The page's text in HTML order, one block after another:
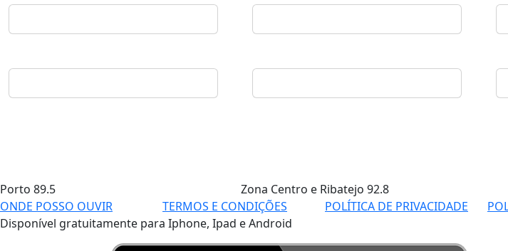
Porto 89.5 Zona Centro e Ribatejo 92.8
ONDE POSSO OUVIR
TERMOS E CONDIÇÕES POLÍTICA DE PRIVACIDADE
Disponível gratuitamente para Iphone, Ipad e Android